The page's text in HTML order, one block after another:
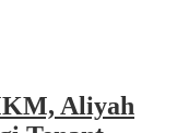
Aliyah